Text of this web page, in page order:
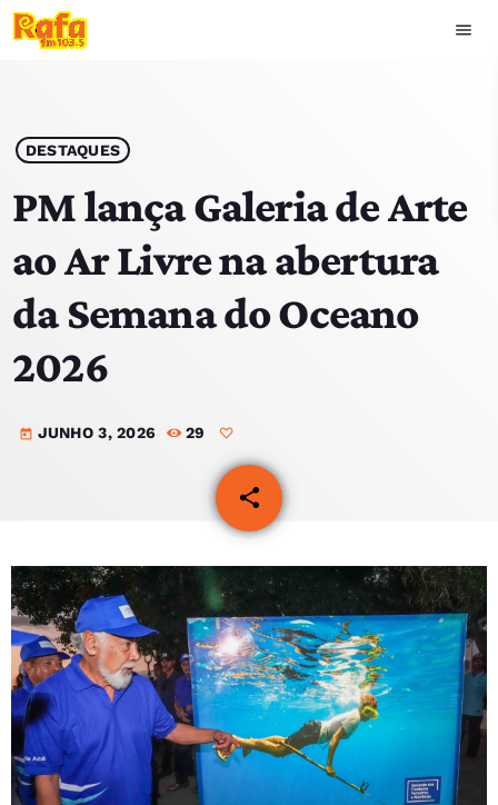
menu
play_arrow OUVIR RAFA
HOME
NOTÍCIAS
EQUIPA
TOP 15
VIDEOS
EVENTOS
CONTACTOS
PORTUGUÊS
TÉTUM
DESTAQUES
PM lança Galeria de Arte
ao Ar Livre na abertura
da Semana do Oceano
2026
today JUNHO 3, 2026 29
share
email